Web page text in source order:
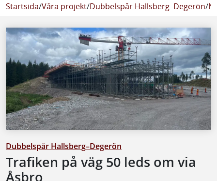
Startsida/Våra projekt/Dubbelspår Hallsberg–Degerön/
Dubbelspår Hallsberg–Degerön
Trafiken på väg 50 leds om via
Åsbro